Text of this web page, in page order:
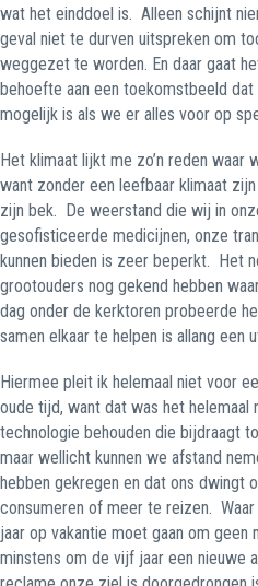
wat het einddoel is. Alleen schijnt
geval niet te durven uitspreken om
weggezet te worden. En daar gaat
behoefte aan een toekomstbeeld
mogelijk is als we er alles voor op
Het klimaat lijkt me zo’n reden waar
want zonder een leefbaar klimaat
zijn bek. De weerstand die wij in
gesofisticeerde medicijnen, onze
kunnen bieden is zeer beperkt. Het
grootouders nog gekend hebben
dag onder de kerktoren probeerde
samen elkaar te helpen is allang een
Hiermee pleit ik helemaal niet voor
oude tijd, want dat was het helemaal
technologie behouden die bijdraagt
maar wellicht kunnen we afstand
hebben gekregen en dat ons dwingt
consumeren of meer te reizen.
jaar op vakantie moet gaan om
minstens om de vijf jaar een nieuwe